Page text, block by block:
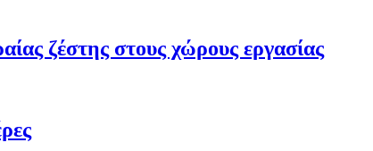
ζέστης στους χώρους εργασίας